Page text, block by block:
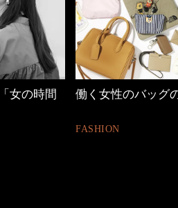
の中身
【ワーママのきれ